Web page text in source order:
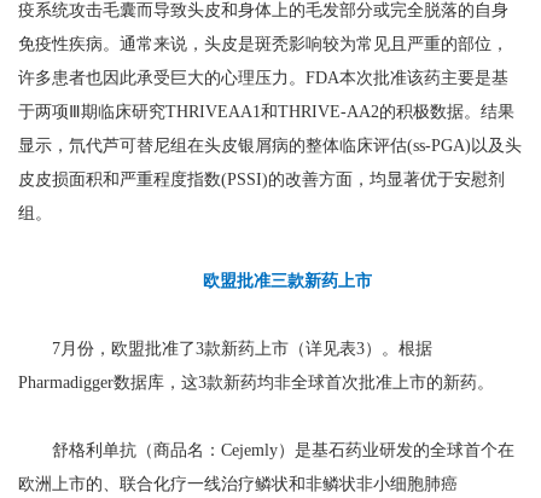
疫系统攻击毛囊而导致头皮和身体上的毛发部分或完全脱落的自身
免疫性疾病。通常来说，头皮是斑秃影响较为常见且严重的部位，
许多患者也因此承受巨大的心理压力。FDA本次批准该药主要是基
于两项Ⅲ期临床研究THRIVEAA1和THRIVE-AA2的积极数据。结果
显示，氘代芦可替尼组在头皮银屑病的整体临床评估(ss-PGA)以及头
皮皮损面积和严重程度指数(PSSI)的改善方面，均显著优于安慰剂
组。
欧盟批准三款新药上市
7月份，欧盟批准了3款新药上市（详见表3）。根据
Pharmadigger数据库，这3款新药均非全球首次批准上市的新药。
舒格利单抗（商品名：Cejemly）是基石药业研发的全球首个在
欧洲上市的、联合化疗一线治疗鳞状和非鳞状非小细胞肺癌